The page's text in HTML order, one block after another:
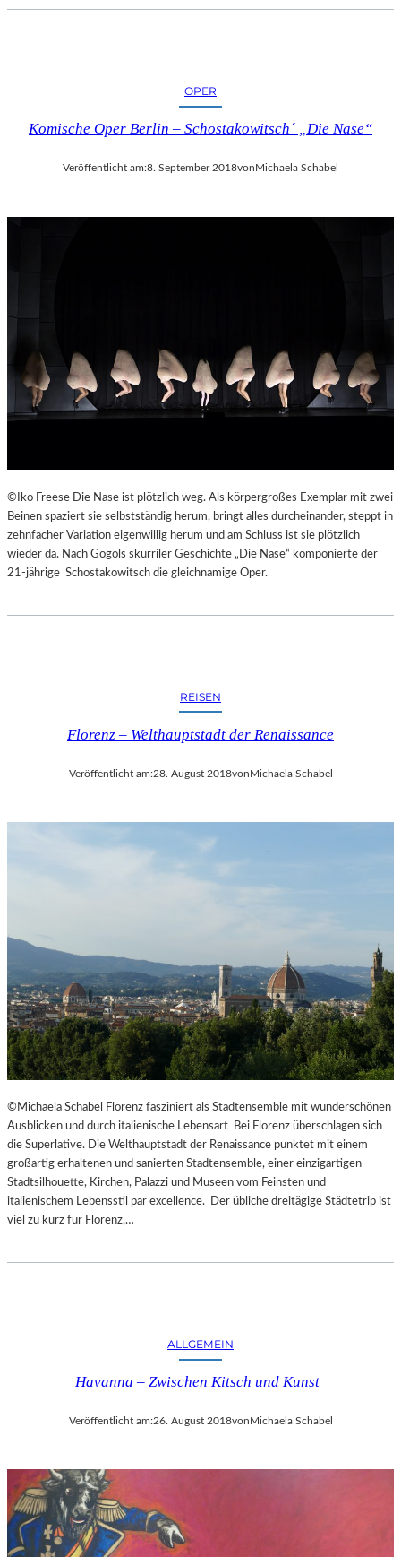
C
E
E
I
U
M
G
E
H
T
OPER
Komische Oper Berlin – Schostakowitsch´ „Die Nase“
Veröffentlicht am:8. September 2018von Michaela Schabel
©Iko Freese Die Nase ist plötzlich weg. Als körpergroßes Exemplar mit zwei
Beinen spaziert sie selbstständig herum, bringt alles durcheinander, steppt in
zehnfacher Variation eigenwillig herum und am Schluss ist sie plötzlich
wieder da. Nach Gogols skurriler Geschichte „Die Nase“ komponierte der
21-jährige Schostakowitsch die gleichnamige Oper.
REISEN
Florenz – Welthauptstadt der Renaissance
Veröffentlicht am:28. August 2018vonMichaela Schabel
©Michaela Schabel Florenz fasziniert als Stadtensemble mit wunderschönen
Ausblicken und durch italienische Lebensart Bei Florenz überschlagen sich
die Superlative. Die Welthauptstadt der Renaissance punktet mit einem
großartig erhaltenen und sanierten Stadtensemble, einer einzigartigen
Stadtsilhouette, Kirchen, Palazzi und Museen vom Feinsten und
italienischem Lebensstil par excellence. Der übliche dreitägige Städtetrip ist
viel zu kurz für Florenz,…
ALLGEMEIN
Havanna – Zwischen Kitsch und Kunst
Veröffentlicht am:26. August 2018vonMichaela Schabel